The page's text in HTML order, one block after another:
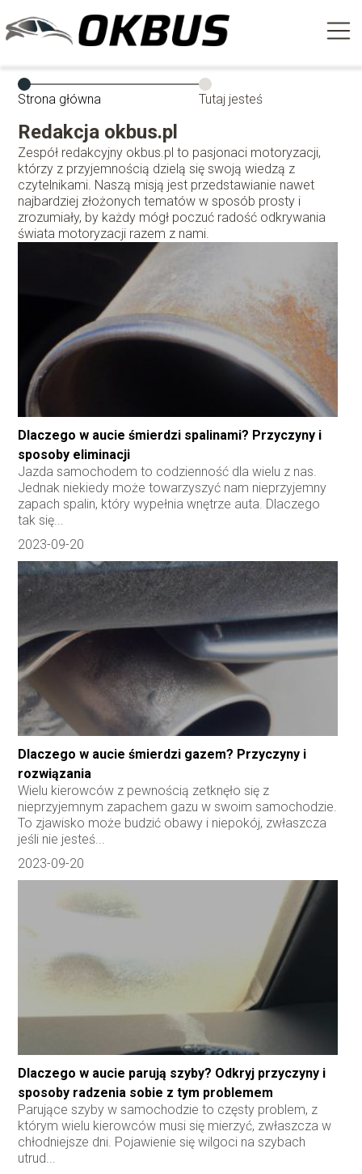
Strona główna Tutaj jesteś
Redakcja okbus.pl
Zespół redakcyjny okbus.pl to pasjonaci motoryzacji,
którzy z przyjemnością dzielą się swoją wiedzą z
czytelnikami. Naszą misją jest przedstawianie nawet
najbardziej złożonych tematów w sposób prosty i
zrozumiały, by każdy mógł poczuć radość odkrywania
świata motoryzacji razem z nami.
Dlaczego w aucie śmierdzi spalinami? Przyczyny i
sposoby eliminacji
Jazda samochodem to codzienność dla wielu z nas.
Jednak niekiedy może towarzyszyć nam nieprzyjemny
zapach spalin, który wypełnia wnętrze auta. Dlaczego
tak się...
2023-09-20
Dlaczego w aucie śmierdzi gazem? Przyczyny i
rozwiązania
Wielu kierowców z pewnością zetknęło się z
nieprzyjemnym zapachem gazu w swoim samochodzie.
To zjawisko może budzić obawy i niepokój, zwłaszcza
jeśli nie jesteś...
2023-09-20
Dlaczego w aucie parują szyby? Odkryj przyczyny i
sposoby radzenia sobie z tym problemem
Parujące szyby w samochodzie to częsty problem, z
którym wielu kierowców musi się mierzyć, zwłaszcza w
chłodniejsze dni. Pojawienie się wilgoci na szybach
utrud...